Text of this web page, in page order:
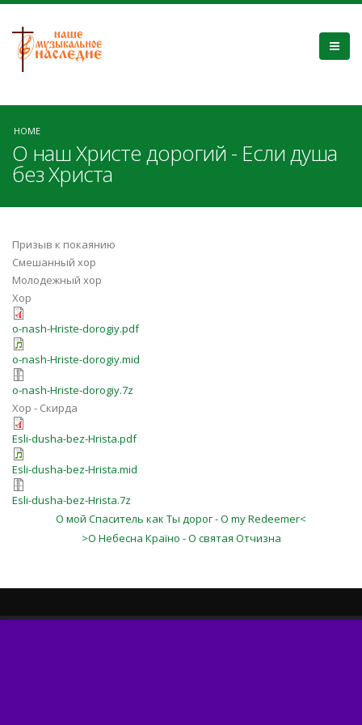
HOME
О наш Христе дорогий - Если душа
без Христа
Призыв к покаянию
Смешанный хор
Молодежный хор
Хор
o-nash-Hriste-dorogiy.pdf
o-nash-Hriste-dorogiy.mid
o-nash-Hriste-dorogiy.7z
Хор - Скирда
Esli-dusha-bez-Hrista.pdf
Esli-dusha-bez-Hrista.mid
Esli-dusha-bez-Hrista.7z
О мой Спаситель как Ты дорог - O my Redeemer<
>О Небесна Країно - О святая Отчизна